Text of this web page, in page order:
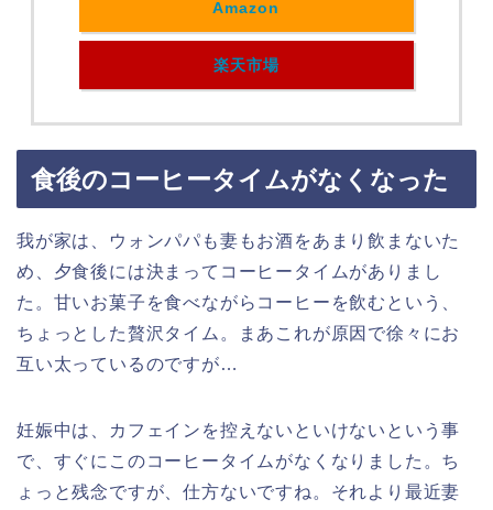
Amazon
楽天市場
食後のコーヒータイムがなくなった
我が家は、ウォンパパも妻もお酒をあまり飲まないた
め、夕食後には決まってコーヒータイムがありまし
た。甘いお菓子を食べながらコーヒーを飲むという、
ちょっとした贅沢タイム。まあこれが原因で徐々にお
互い太っているのですが…
妊娠中は、カフェインを控えないといけないという事
で、すぐにこのコーヒータイムがなくなりました。ち
ょっと残念ですが、仕方ないですね。それより最近妻